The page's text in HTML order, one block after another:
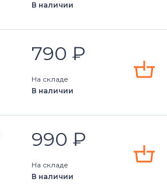
В наличии
790 ₽
На складе
В наличии
990 ₽
На складе
В наличии